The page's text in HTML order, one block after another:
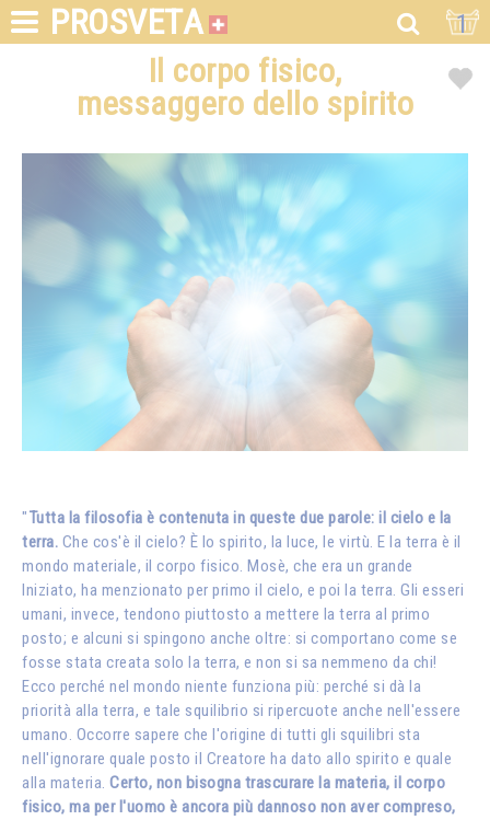
PROSVETA 1
Il corpo fisico,
messaggero dello spirito
"Tutta la filosofia è contenuta in queste due parole: il cielo e la
terra. Che cos'è il cielo? È lo spirito, la luce, le virtù. E la terra è il
mondo materiale, il corpo fisico. Mosè, che era un grande
Iniziato, ha menzionato per primo il cielo, e poi la terra. Gli esseri
umani, invece, tendono piuttosto a mettere la terra al primo
posto; e alcuni si spingono anche oltre: si comportano come se
fosse stata creata solo la terra, e non si sa nemmeno da chi!
Ecco perché nel mondo niente funziona più: perché si dà la
priorità alla terra, e tale squilibrio si ripercuote anche nell'essere
umano. Occorre sapere che l'origine di tutti gli squilibri sta
nell'ignorare quale posto il Creatore ha dato allo spirito e quale
alla materia. Certo, non bisogna trascurare la materia, il corpo
fisico, ma per l'uomo è ancora più dannoso non aver compreso,